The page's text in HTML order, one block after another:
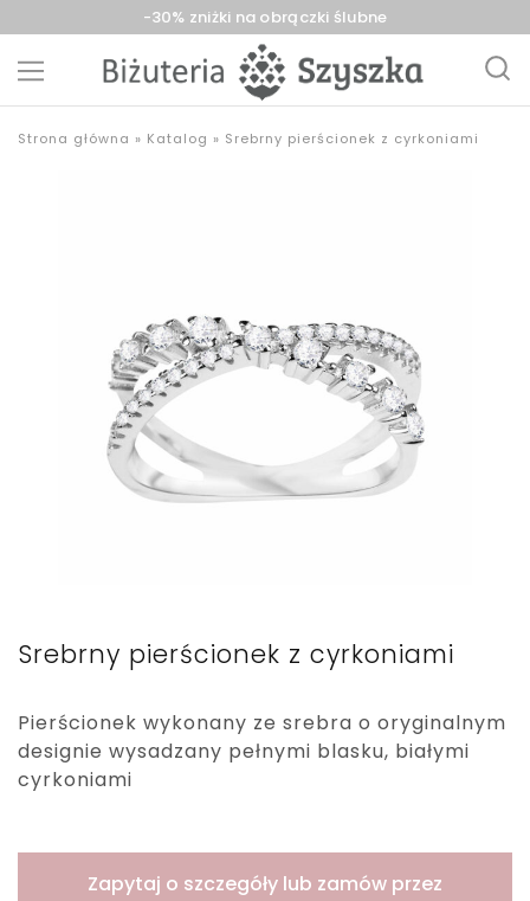
-30% zniżki na obrączki ślubne
Szyszka
z
Strona główna » Katalog » Srebrny pierścionek z cyrkoniami
Srebrny pierścionek z cyrkoniami
Pierścionek wykonany ze srebra o oryginalnym
designie wysadzany pełnymi blasku, białymi
cyrkoniami
Zapytaj o szczegóły lub zamów przez